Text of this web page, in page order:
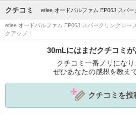
クチコミ etlee オードパルファム EP06J スパ
etlee オードパルファム EP06J スパークリングロー
クアップ！
30mLにはまだクチコミが
クチコミ一番ノリになり
ぜひあなたの感想を教え
クチコミを投